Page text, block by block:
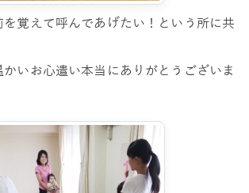
覚えて呼んであげたい！という所に共
いお心遣い本当にありがとうございま